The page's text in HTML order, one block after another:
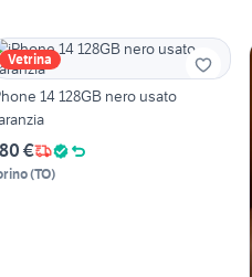
Vetrina
14 128GB nero usato
€
(TO)